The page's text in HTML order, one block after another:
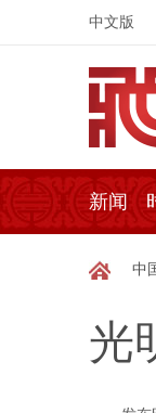
中文版
新闻
中
光